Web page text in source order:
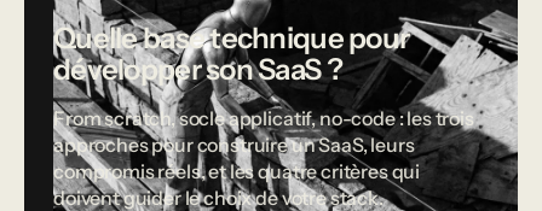
Quelle base technique pour
développer son SaaS ?
From scratch, socle applicatif, no-code : les trois
approches pour construire un SaaS, leurs
compromis réels, et les quatre critères qui
doivent guider le choix de votre stack.